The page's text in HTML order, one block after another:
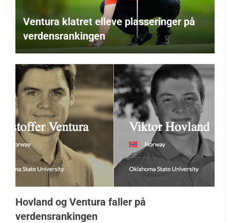
Ventura klatret elleve plasseringer på
verdensrankingen
Hovland og Ventura faller på
verdensrankingen